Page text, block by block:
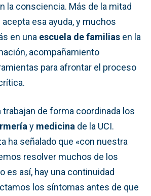
la consciencia. Más de la mitad
esa ayuda, y muchos
en una escuela de familias en la
acompañamiento
para afrontar el proceso
trabajan de forma coordinada los
y medicina de la UCI.
ha señalado que «con nuestra
resolver muchos de los
es así, hay una continuidad
los síntomas antes de que